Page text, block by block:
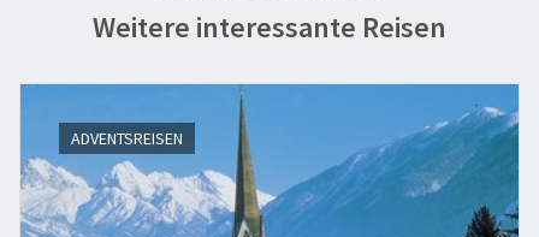
Weitere interessante Reisen
ADVENTSREISEN